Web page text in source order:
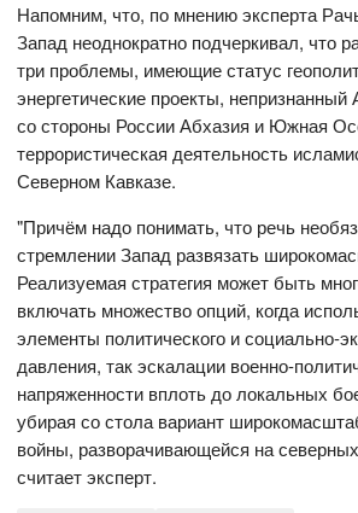
Напомним, что, по мнению эксперта
Запад неоднократно подчеркивал, что
три проблемы, имеющие статус
энергетические проекты,
со стороны России Абхазия и Южная
террористическая деятельность
Северном Кавказе.
"Причём надо понимать, что речь
стремлении Запад развязать
Реализуемая стратегия может быть
включать множество опций, когда
элементы политического и социально-
давления, так эскалации военно-
напряженности вплоть до локальных
убирая со стола вариант
войны, разворачивающейся на
считает эксперт.